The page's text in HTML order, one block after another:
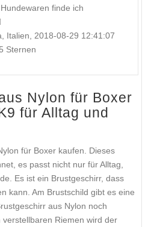
finde ich
Italien, 2018-08-29 12:41:07
Sternen
Nylon für Boxer
für Alltag und
für Boxer kaufen. Dieses
es passt nicht nur für Alltag,
Es ist ein Brustgeschirr, dass
kann. Am Brustschild gibt es eine
aus Nylon noch
Riemen wird der